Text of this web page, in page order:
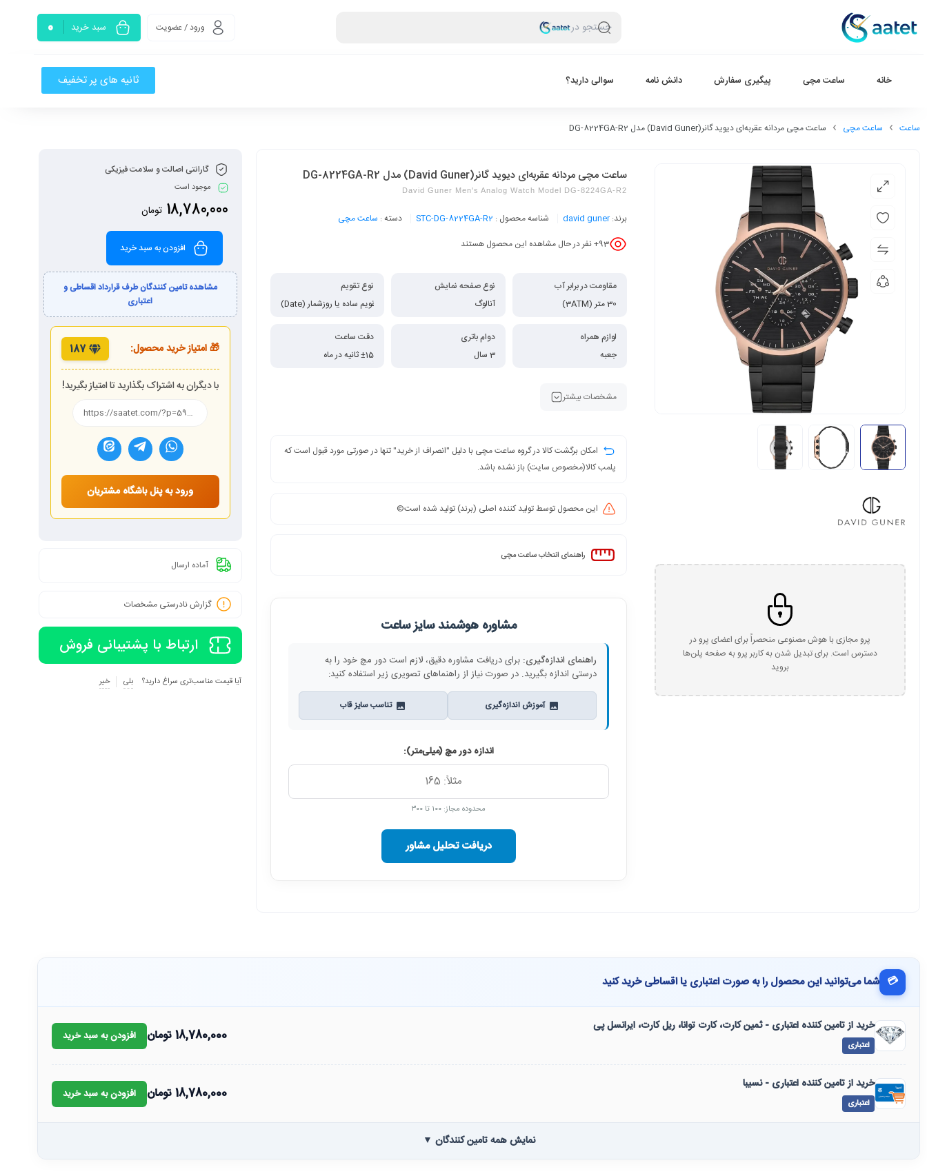
جستجو در ورود / عضویت سبد خرید 0
خانه ساعت مچی پیگیری سفارش دانش نامه سوالی دارید؟ ثانیه های پر تخفیف
ساعت ساعت مچی ساعت مچی مردانه عقربه‌ای دیوید گانر(David Guner) مدل DG-8224GA-R2
پرو مجازی با هوش مصنوعی منحصراً برای اعضای پرو در
دسترس است. برای تبدیل شدن به کاربر پرو به صفحه پلن‌ها
بروید
ساعت مچی مردانه عقربه‌ای دیوید گانر(David Guner) مدل DG-8224GA-R2
David Guner Men's Analog Watch Model DG-8224GA-R2
برند: david guner شناسه محصول : STC-DG-8224GA-R2 دسته : ساعت مچی
93+ نفر در حال مشاهده این محصول هستند
مقاومت در برابر آب
30 متر (3ATM)
نوع صفحه نمایش
آنالوگ
نوع تقویم
تقویم کامل یا سه‌گانه (Complete / Triple Calendar)
تقویم ساده یا روزشمار (Date)
لوازم همراه
جعبه
دوام باتری
3 سال
دقت ساعت
±15 ثانیه در ماه
مشخصات بیشتر
امکان برگشت کالا در گروه ساعت مچی با دلیل "انصراف از خرید" تنها در صورتی مورد قبول است که
پلمب کالا(مخصوص سایت) باز نشده باشد.
این محصول توسط تولید کننده اصلی (برند) تولید شده است©️
راهنمای انتخاب ساعت مچی
مشاوره هوشمند سایز ساعت
راهنمای اندازه‌گیری: برای دریافت مشاوره دقیق، لازم است دور مچ خود را به
درستی اندازه بگیرید. در صورت نیاز از راهنماهای تصویری زیر استفاده کنید:
آموزش اندازه‌گیری تناسب سایز قاب
اندازه دور مچ (میلی‌متر):
محدوده مجاز: ۱۰۰ تا ۳۰۰
دریافت تحلیل مشاور
گارانتی اصالت و سلامت فیزیکی
موجود است
18,780,000 تومان
افزودن به سبد خرید
مشاهده تامین کنندگان طرف قرارداد اقساطی و
اعتباری
🎁 امتیاز خرید محصول: 187
با دیگران به اشتراک بگذارید تا امتیاز بگیرید!
ورود به پنل باشگاه مشتریان
آماده ارسال
گزارش نادرستی مشخصات
ارتباط با پشتیبانی فروش
آیا قیمت مناسب‌تری سراغ دارید؟ بلی خیر
💳 شما می‌توانید این محصول را به صورت اعتباری یا اقساطی خرید کنید
خرید از تامین کننده اعتباری - ثمین کارت، کارت توانا، ریل کارت، ایرانسل پی
اعتباری
18,780,000تومان افزودن به سبد خرید
خرید از تامین کننده اعتباری - نسیبا
اعتباری
18,780,000تومان افزودن به سبد خرید
نمایش همه تامین کنندگان ▼